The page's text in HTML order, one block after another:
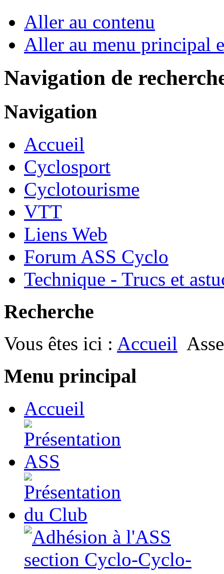
Aller au contenu
Aller au menu principal
Navigation de
Navigation
Accueil
Cyclosport
Cyclotourisme
VTT
Liens Web
Forum ASS Cyclo
Technique - Trucs et
Recherche
Vous êtes ici : Accueil
Menu principal
Accueil